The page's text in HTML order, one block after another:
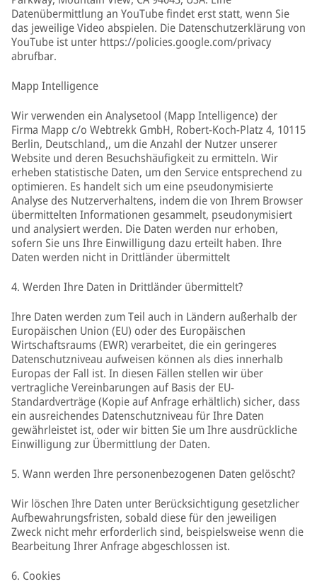
Datenübermittlung an YouTube findet erst statt, wenn Sie
das jeweilige Video abspielen. Die Datenschutzerklärung von
YouTube ist unter https://policies.google.com/privacy
abrufbar.
Mapp Intelligence
Wir verwenden ein Analysetool (Mapp Intelligence) der
Firma Mapp c/o Webtrekk GmbH, Robert-Koch-Platz 4, 10115
Berlin, Deutschland,, um die Anzahl der Nutzer unserer
Website und deren Besuchshäufigkeit zu ermitteln. Wir
erheben statistische Daten, um den Service entsprechend zu
optimieren. Es handelt sich um eine pseudonymisierte
Analyse des Nutzerverhaltens, indem die von Ihrem Browser
übermittelten Informationen gesammelt, pseudonymisiert
und analysiert werden. Die Daten werden nur erhoben,
sofern Sie uns Ihre Einwilligung dazu erteilt haben. Ihre
Daten werden nicht in Drittländer übermittelt
4. Werden Ihre Daten in Drittländer übermittelt?
Ihre Daten werden zum Teil auch in Ländern außerhalb der
Europäischen Union (EU) oder des Europäischen
Wirtschaftsraums (EWR) verarbeitet, die ein geringeres
Datenschutzniveau aufweisen können als dies innerhalb
Europas der Fall ist. In diesen Fällen stellen wir über
vertragliche Vereinbarungen auf Basis der EU-
Standardverträge (Kopie auf Anfrage erhältlich) sicher, dass
ein ausreichendes Datenschutzniveau für Ihre Daten
gewährleistet ist, oder wir bitten Sie um Ihre ausdrückliche
Einwilligung zur Übermittlung der Daten.
5. Wann werden Ihre personenbezogenen Daten gelöscht?
Wir löschen Ihre Daten unter Berücksichtigung gesetzlicher
Aufbewahrungsfristen, sobald diese für den jeweiligen
Zweck nicht mehr erforderlich sind, beispielsweise wenn die
Bearbeitung Ihrer Anfrage abgeschlossen ist.
6. Cookies